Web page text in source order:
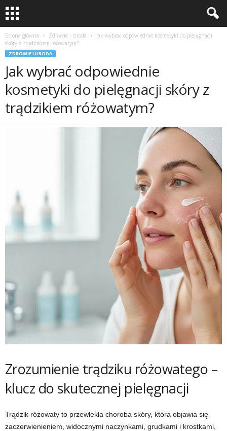
Strona główna Zdrowie i Uroda
Jak wybrać odpowiednie kosmetyki do pielęgnacji
skóry z trądzikiem różowatym?
ZDROWIE I URODA
Jak wybrać odpowiednie
kosmetyki do pielęgnacji skóry z
trądzikiem różowatym?
Zrozumienie trądziku różowatego –
klucz do skutecznej pielęgnacji
Trądzik różowaty to przewlekła choroba skóry, która objawia się
zaczerwienieniem, widocznymi naczynkami, grudkami i krostkami,